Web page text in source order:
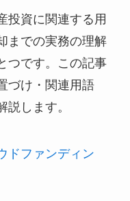
投資に関連する用
までの実務の理解
つです。この記事
づけ・関連用語
します。
ドファンディン